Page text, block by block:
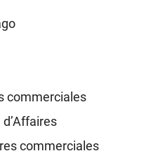
commerciales
commerciales